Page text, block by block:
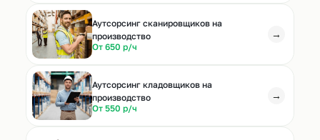
Аутсорсинг сканировщиков на
производство
От 650 р/ч
→
Аутсорсинг кладовщиков на
производство
От 550 р/ч
→